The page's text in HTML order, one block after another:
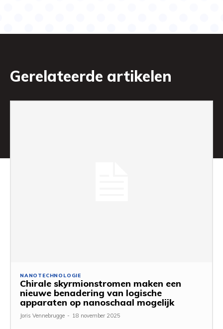
Gerelateerde artikelen
NANOTECHNOLOGIE
Chirale skyrmionstromen maken een
nieuwe benadering van logische
apparaten op nanoschaal mogelijk
Joris Vennebrugge - 18 november 2025